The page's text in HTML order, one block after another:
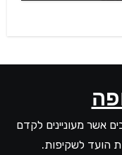
אשר מעוניינים לקדם
הועד לשקיפות.